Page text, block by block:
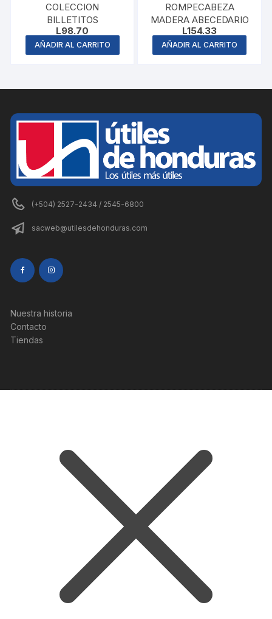
COLECCION
BILLETITOS
L98.70
AÑADIR AL CARRITO
ROMPECABEZA
MADERA ABECEDARIO
L154.33
AÑADIR AL CARRITO
(+504) 2527-2434 / 2545-6800
sacweb@utilesdehonduras.com
Nuestra historia
Contacto
Tiendas